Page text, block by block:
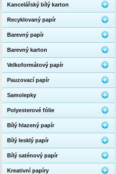
Kancelářský bílý karton
Recyklovaný papír
Barevný papír
Barevný karton
Velkoformátový papír
Pauzovací papír
Samolepky
Polyesterové fólie
Bílý hlazený papír
Bílý lesklý papír
Bílý saténový papír
Kreativní papíry